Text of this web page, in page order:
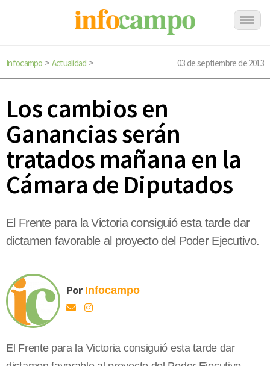
Infocampo > Actualidad > 03 de septiembre de 2013
Los cambios en
Ganancias serán
tratados mañana en la
Cámara de Diputados
El Frente para la Victoria consiguió esta tarde dar
dictamen favorable al proyecto del Poder Ejecutivo.
Por Infocampo
El Frente para la Victoria consiguió esta tarde dar